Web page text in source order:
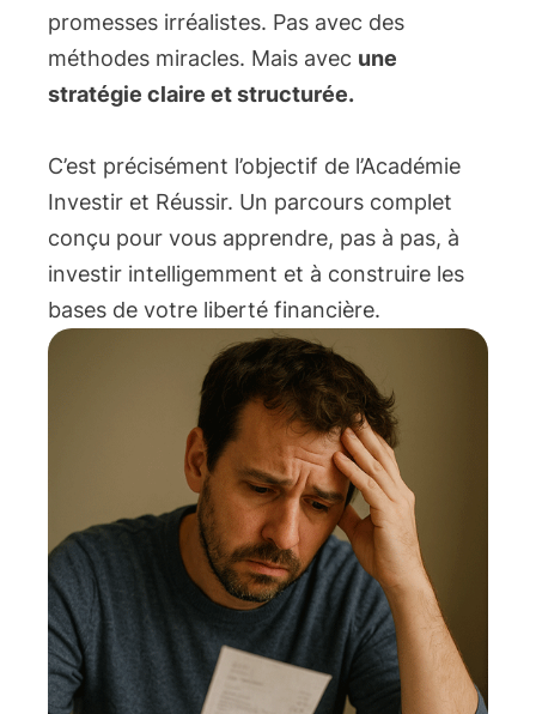
promesses irréalistes. Pas avec des
méthodes miracles. Mais avec une
stratégie claire et structurée.
C’est précisément l’objectif de l’Académie
Investir et Réussir. Un parcours complet
conçu pour vous apprendre, pas à pas, à
investir intelligemment et à construire les
bases de votre liberté financière.